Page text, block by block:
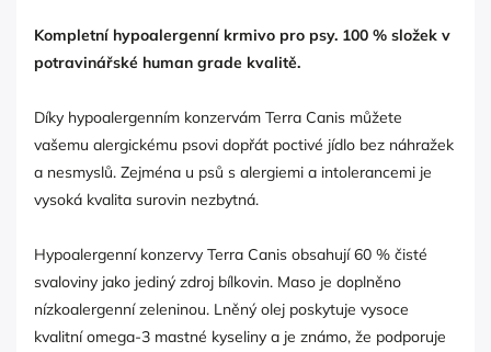
Kompletní hypoalergenní krmivo pro psy. 100 % složek v
potravinářské human grade kvalitě.
Díky hypoalergenním konzervám Terra Canis můžete
vašemu alergickému psovi dopřát poctivé jídlo bez náhražek
a nesmyslů. Zejména u psů s alergiemi a intolerancemi je
vysoká kvalita surovin nezbytná.
Hypoalergenní konzervy Terra Canis obsahují 60 % čisté
svaloviny jako jediný zdroj bílkovin. Maso je doplněno
nízkoalergenní zeleninou. Lněný olej poskytuje vysoce
kvalitní omega-3 mastné kyseliny a je známo, že podporuje